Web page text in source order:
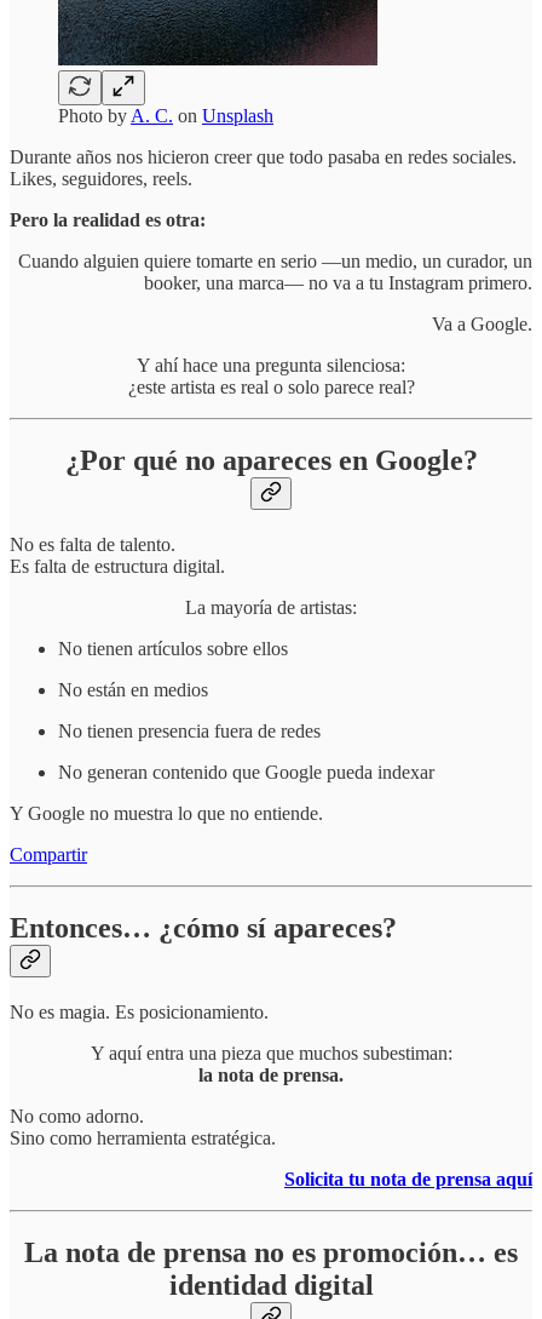
Photo by A. C. on Unsplash
Durante años nos hicieron creer que todo pasaba en redes sociales.
Likes, seguidores, reels.
Pero la realidad es otra:
Cuando alguien quiere tomarte en serio —un medio, un curador, un
booker, una marca— no va a tu Instagram primero.
Va a Google.
Y ahí hace una pregunta silenciosa:
¿este artista es real o solo parece real?
¿Por qué no apareces en Google?
No es falta de talento.
Es falta de estructura digital.
La mayoría de artistas:
No tienen artículos sobre ellos
No están en medios
No tienen presencia fuera de redes
No generan contenido que Google pueda indexar
Y Google no muestra lo que no entiende.
Compartir
Entonces… ¿cómo sí apareces?
No es magia. Es posicionamiento.
Y aquí entra una pieza que muchos subestiman:
la nota de prensa.
No como adorno.
Sino como herramienta estratégica.
Solicita tu nota de prensa aquí
La nota de prensa no es promoción… es
identidad digital